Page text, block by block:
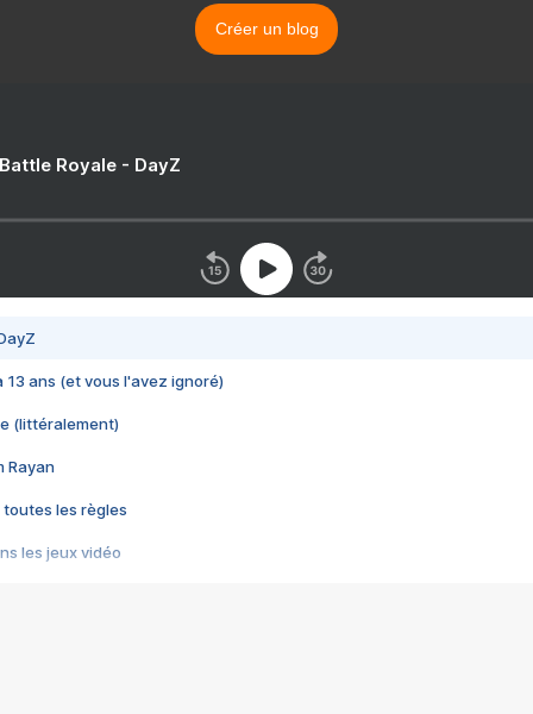
Créer un blog
Royale - DayZ
13 ans (et vous l'avez ignoré)
(littéralement)
Rayan
toutes les règles
les jeux vidéo